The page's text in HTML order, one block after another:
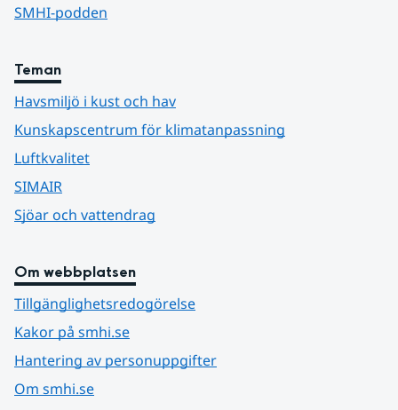
SMHI-podden
Teman
Havsmiljö i kust och hav
Kunskapscentrum för klimatanpassning
Luftkvalitet
SIMAIR
Sjöar och vattendrag
Om webbplatsen
Tillgänglighetsredogörelse
Kakor på smhi.se
Hantering av personuppgifter
Om smhi.se